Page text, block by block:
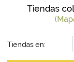
Tiendas
Tiendas en: